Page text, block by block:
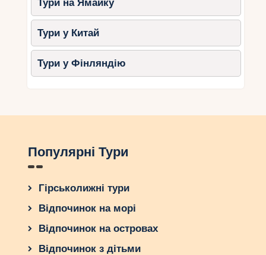
яскравою, насиченою та незабутньою!
Тури на Ямайку
Тури у Китай
Тури у Фінляндію
Популярні Тури
Гірськолижні тури
Відпочинок на морі
Відпочинок на островах
Відпочинок з дітьми